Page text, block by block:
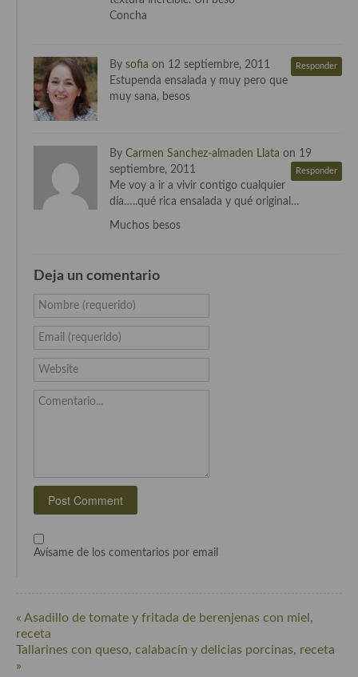
Cocina de Oriente Medio
Cocina libanesa
Cocina Armenia
Cocina Azerí (Azerbaiyán)
Cocina de Egipto
Cocina Oriental
Cocina Tailandesa
Cocina Japonesa
Cocina Vietnamita
Cocina camboyana
Cocina China
Cocina filipina
Cocina de Madagascar
Cocina Africana
Concha
By sofia on 12 septiembre, 2011 Responder
Estupenda ensalada y muy pero que
muy sana, besos
By Carmen Sanchez-almaden Llata on 19
septiembre, 2011
Responder
Me voy a ir a vivir contigo cualquier
día…..qué rica ensalada y qué original…
Muchos besos
Deja un comentario
Nombre (requerido)
Email (requerido)
Website
Comentario...
Avísame de los comentarios por email
« Asadillo de tomate y fritada de berenjenas con miel,
receta
Tallarines con queso, calabacín y delicias porcinas, receta
»